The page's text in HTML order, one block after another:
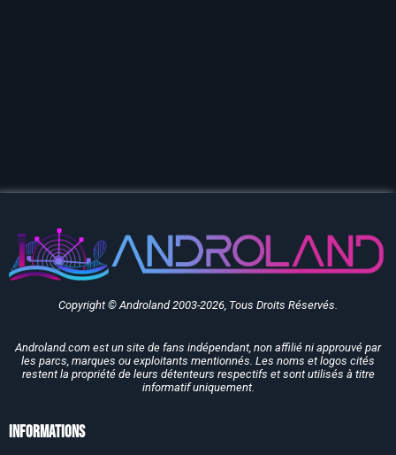
Copyright © Androland 2003-2026, Tous Droits Réservés.
Androland.com est un site de fans indépendant, non affilié ni approuvé par
les parcs, marques ou exploitants mentionnés. Les noms et logos cités
restent la propriété de leurs détenteurs respectifs et sont utilisés à titre
informatif uniquement.
Informations